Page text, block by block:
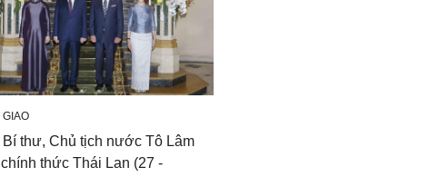
GIAO
Bí thư, Chủ tịch nước Tô Lâm
thức Thái Lan (27 -